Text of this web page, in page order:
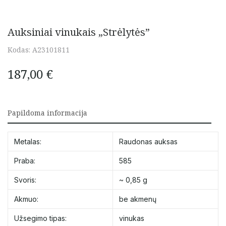
Auksiniai vinukais „Strėlytės”
Kodas: A23101811
187,00 €
Papildoma informacija
Metalas: Raudonas auksas
Praba: 585
Svoris: ~ 0,85 g
Akmuo: be akmenų
Užsegimo tipas: vinukas